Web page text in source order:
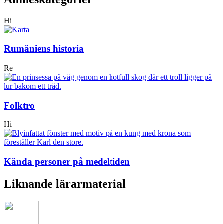
Hi
Rumäniens historia
Re
Folktro
Hi
Kända personer på medeltiden
Liknande lärarmaterial